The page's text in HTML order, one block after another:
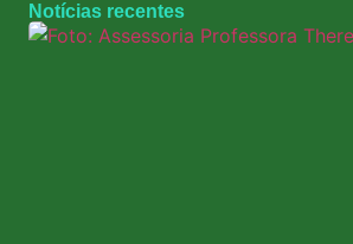
Notícias recentes